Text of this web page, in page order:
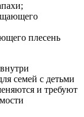
плесень
семей с детьми
и требуют